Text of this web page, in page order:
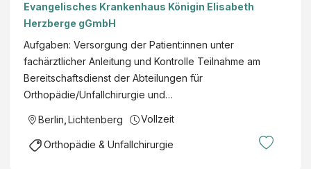
Evangelisches Krankenhaus Königin Elisabeth
Herzberge gGmbH
Aufgaben: Versorgung der Patient:innen unter
fachärztlicher Anleitung und Kontrolle Teilnahme am
Bereitschaftsdienst der Abteilungen für
Orthopädie/Unfallchirurgie und…
Berlin Lichtenberg Vollzeit
Orthopädie & Unfallchirurgie